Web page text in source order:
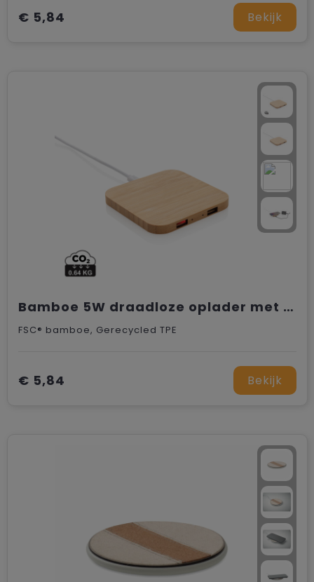
€ 5,84 Bekijk
Bamboe 5W draadloze oplader met USB
FSC® bamboe, Gerecycled TPE
€ 5,84 Bekijk